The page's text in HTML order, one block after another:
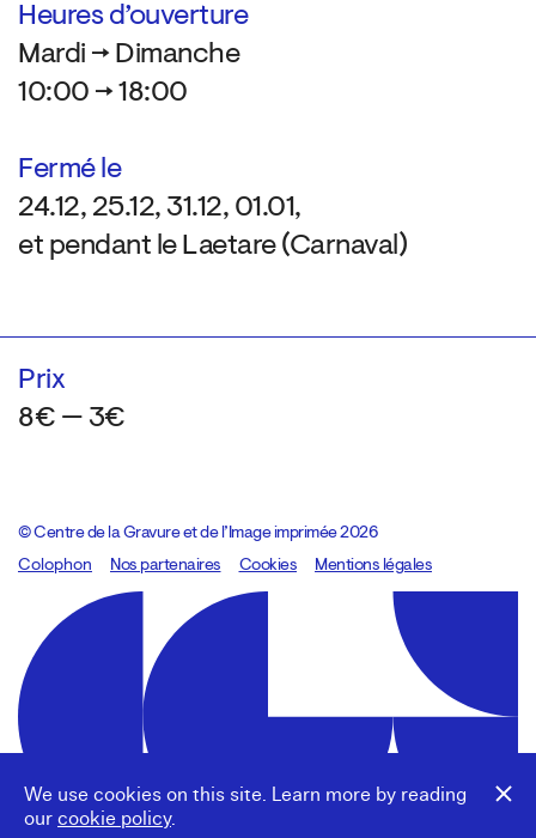
We use cookies on this site. Learn more by reading
our cookie policy.
Heures d’ouverture
Mardi → Dimanche
10:00 → 18:00
Fermé le
24.12, 25.12, 31.12, 01.01,
et pendant le Laetare (Carnaval)
Prix
8€ — 3€
© Centre de la Gravure et de l’Image imprimée 2026
Colophon
Design:Marcel Kaczmarek, code:8080.studio
Nos partenaires Cookies Mentions légales